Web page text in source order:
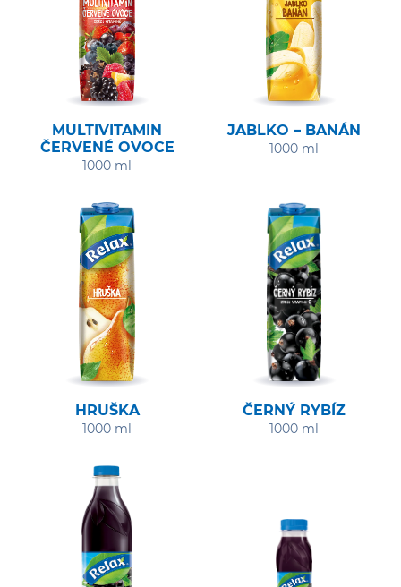
MULTIVITAMIN
ČERVENÉ OVOCE
1000 ml
JABLKO – BANÁN
1000 ml
HRUŠKA
1000 ml
ČERNÝ RYBÍZ
1000 ml